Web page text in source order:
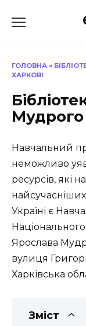
до
ГОЛОВНА »
ХАРКОВІ
Мудрого
Навчальний
неможливо
ресурсів, які
Україні є
Ярослава
вулиця
Харківська
Зміст